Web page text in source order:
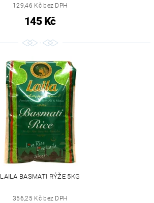
129,46 Kč bez DPH
145 Kč
LAILA BASMATI RÝŽE 5KG
356,25 Kč bez DPH